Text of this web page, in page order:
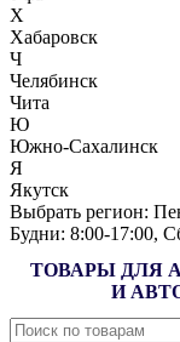
Х
Хабаровск
Ч
Челябинск
Чита
Ю
Южно-Сахалинск
Я
Якутск
Выбрать регион:
Будни: 8:00‑17:00,
ТОВАРЫ ДЛЯ
И